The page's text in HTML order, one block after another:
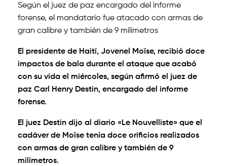
Según el juez de paz encargado del informe
forense, el mandatario fue atacado con armas de
gran calibre y también de 9 milímetros
El presidente de Haití, Jovenel Moïse, recibió doce
impactos de bala durante el ataque que acabó
con su vida el miércoles, según afirmó el juez de
paz Carl Henry Destin, encargado del informe
forense.
El juez Destin dijo al diario «Le Nouvelliste» que el
cadáver de Moïse tenía doce orificios realizados
con armas de gran calibre y también de 9
milímetros.